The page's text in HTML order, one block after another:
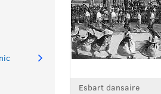
Esbart dansaire